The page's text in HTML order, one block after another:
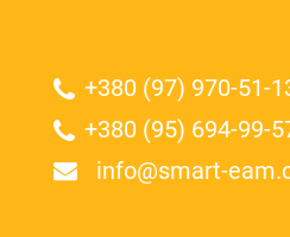
+380 (97) 970-51-
+380 (95) 694-99-
info@smart-